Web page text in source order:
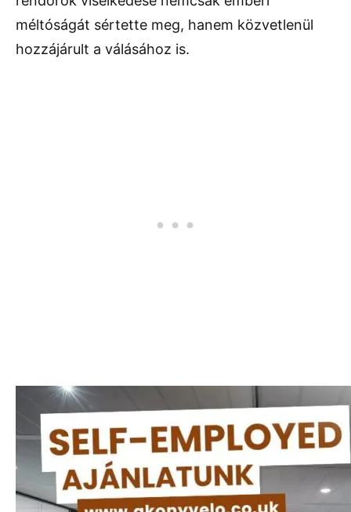
méltóságát sértette meg, hanem közvetlenül
hozzájárult a válásához is.